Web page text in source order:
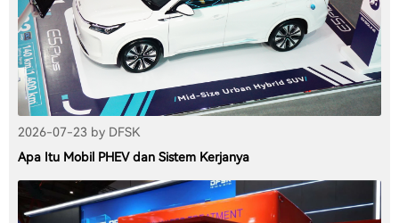
2026-07-23 by DFSK
Apa Itu Mobil PHEV dan Sistem Kerjanya